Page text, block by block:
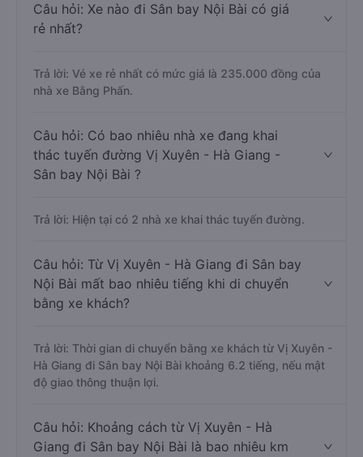
Câu hỏi: Xe nào đi Sân bay Nội Bài có giá
rẻ nhất?
Trả lời: Vé xe rẻ nhất có mức giá là 235.000 đồng của
nhà xe Bằng Phấn.
Câu hỏi: Có bao nhiêu nhà xe đang khai
thác tuyến đường Vị Xuyên - Hà Giang -
Sân bay Nội Bài ?
Trả lời: Hiện tại có 2 nhà xe khai thác tuyến đường.
Câu hỏi: Từ Vị Xuyên - Hà Giang đi Sân bay
Nội Bài mất bao nhiêu tiếng khi di chuyển
bằng xe khách?
Trả lời: Thời gian di chuyển bằng xe khách từ Vị Xuyên -
Hà Giang đi Sân bay Nội Bài khoảng 6.2 tiếng, nếu mật
độ giao thông thuận lợi.
Câu hỏi: Khoảng cách từ Vị Xuyên - Hà
Giang đi Sân bay Nội Bài là bao nhiêu km